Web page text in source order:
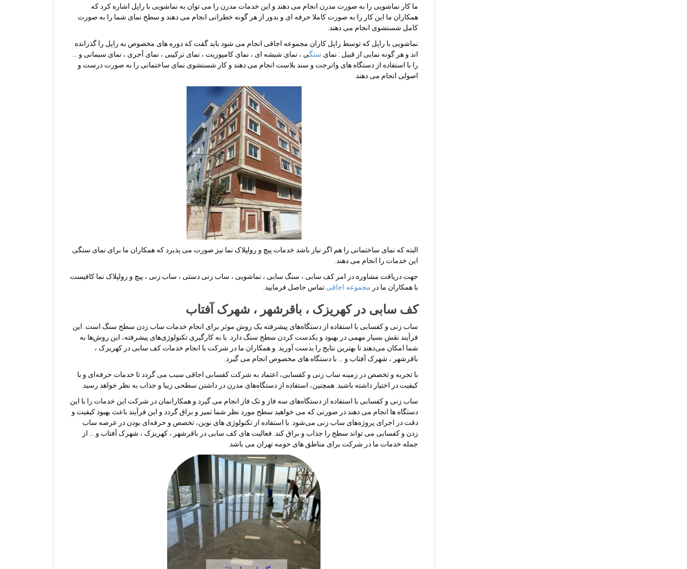
ما کار نماشویی را به صورت مدرن انجام می دهند و این خدمات مدرن را می توان به نماشویی با راپل اشاره کرد که
همکاران ما این کار را به صورت کاملا حرفه ای و بدور از هر گونه خطراتی انجام می دهند و سطح نمای شما را به صورت
کامل شستشوی انجام می دهند.
نماشویی با راپل که توسط راپل کاران مجموعه اجاقی انجام می شود باید گفت که دوره های مخصوص به راپل را گذرانده
اند و هر گونه نمایی از قبیل : نمای سنگی ، نمای شیشه ای ، نمای کامپوزیت ، نمای ترکیبی ، نمای آجری ، نمای سیمانی و …
را با استفاده از دستگاه های واترجت و سند بلاست انجام می دهند و کار شستشوی نمای ساختمانی را به صورت درست و
اصولی انجام می دهند.
البته که نمای ساختمانی را هم اگر نیاز باشد خدمات پیچ و رولپلاک نما نیز صورت می پذیرد که همکاران ما برای نمای سنگی
این خدمات را انجام می دهند.
جهت دریافت مشاوره در امر کف سابی ، سنگ سابی ، نماشویی ، ساب زنی دستی ، ساب زنی ، پیچ و رولپلاک نما کافیست
با همکاران ما در مجموعه اجاقی تماس حاصل فرمایید.
کف سابی در کهریزک ، باقرشهر ، شهرک آفتاب
ساب زنی و کفسابی با استفاده از دستگاه‌های پیشرفته یک روش موثر برای انجام خدمات ساب زدن سطح سنگ است. این
فرآیند نقش بسیار مهمی در بهبود و یکدست کردن سطح سنگ دارد. با به کارگیری تکنولوژی‌های پیشرفته، این روش‌ها به
شما امکان می‌دهند تا بهترین نتایج را بدست آورید و همکاران ما در شرکت با انجام خدمات کف سابی در کهریزک ،
باقرشهر ، شهرک آفتاب و … با دستگاه های مخصوص انجام می گیرد.
با تجربه و تخصص در زمینه ساب زنی و کفسابی، اعتماد به شرکت کفسابی اجاقی سبب می گردد تا خدمات حرفه‌ای و با
کیفیت در اختیار داشته باشید. همچنین، استفاده از دستگاه‌های مدرن در داشتن سطحی زیبا و جذاب به نظر خواهد رسید.
ساب زنی و کفسابی با استفاده از دستگاه‌های سه فاز و تک فاز انجام می گیرد و همکارانمان در شرکت این خدمات را با این
دستگاه ها انجام می دهند در صورتی که می خواهید سطح مورد نظر شما تمیز و براق گردد و این فرآیند باعث بهبود کیفیت و
دقت در اجرای پروژه‌های ساب زنی می‌شود. با استفاده از تکنولوژی های نوین، تخصص و حرفه‌ای بودن در عرصه ساب
زدن و کفسابی می تواند سطح را جذاب و براق کند. فعالیت های کف سابی در باقرشهر ، کهریزک ، شهرک آفتاب و … از
جمله خدمات ما در شرکت برای مناطق های حومه تهران می باشد.